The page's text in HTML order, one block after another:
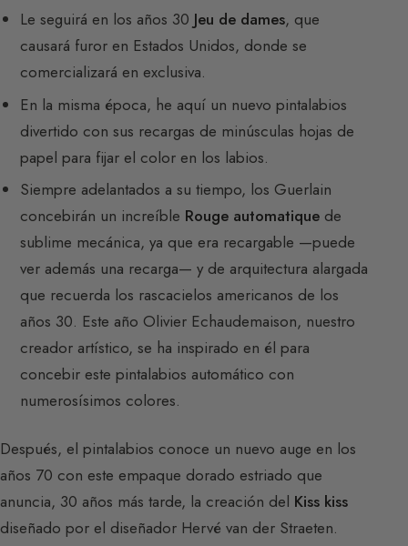
Le seguirá en los años 30 Jeu de dames, que
causará furor en Estados Unidos, donde se
comercializará en exclusiva.
En la misma época, he aquí un nuevo pintalabios
divertido con sus recargas de minúsculas hojas de
papel para fijar el color en los labios.
Siempre adelantados a su tiempo, los Guerlain
concebirán un increíble Rouge automatique de
sublime mecánica, ya que era recargable —puede
ver además una recarga— y de arquitectura alargada
que recuerda los rascacielos americanos de los
años 30. Este año Olivier Echaudemaison, nuestro
creador artístico, se ha inspirado en él para
concebir este pintalabios automático con
numerosísimos colores.
Después, el pintalabios conoce un nuevo auge en los
años 70 con este empaque dorado estriado que
anuncia, 30 años más tarde, la creación del Kiss kiss
diseñado por el diseñador Hervé van der Straeten.